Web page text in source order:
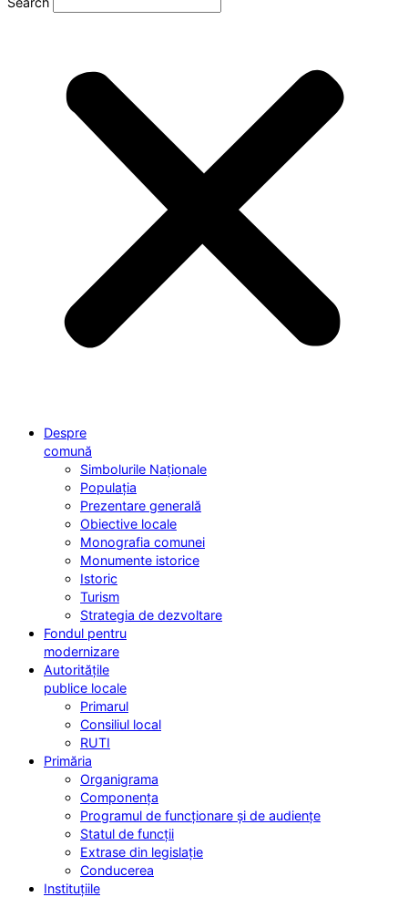
Despre
comună
Simbolurile Naționale
Populația
Prezentare generală
Obiective locale
Monografia comunei
Monumente istorice
Istoric
Turism
Strategia de dezvoltare
Fondul pentru
modernizare
Autoritățile
publice locale
Primarul
Consiliul local
RUTI
Primăria
Organigrama
Componența
Programul de funcționare și de audiențe
Statul de funcții
Extrase din legislație
Conducerea
Instituțiile